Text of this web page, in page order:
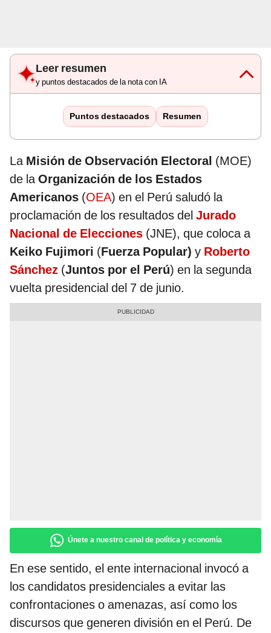
Leer resumen
y puntos destacados de la nota con IA
Puntos destacados Resumen
La Misión de Observación Electoral (MOE)
de laOrganización de los Estados
Americanos (OEA) en el Perú saludó la
proclamación de los resultados del Jurado
Nacional de Elecciones (JNE), que coloca a
Keiko Fujimori (Fuerza Popular) y Roberto
Sánchez (Juntos por el Perú) en la segunda
vuelta presidencial del 7 de junio.
Únete a nuestro canal de política y economía
En ese sentido, el ente internacional invocó a
los candidatos presidenciales a evitar las
confrontaciones o amenazas, así como los
discursos que generen división en el Perú. De